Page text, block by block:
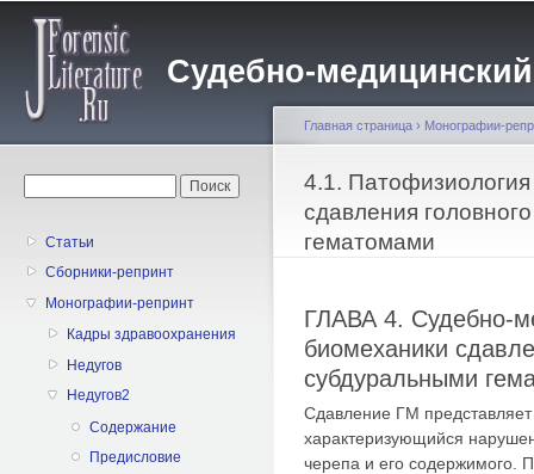
Судебно-
Статьи
Сборники-репринт
Монографии-репринт
Кадры здравоохранения
Недугов
Недугов2
Содержание
Предисловие
Вы здесь
Главная страница › Монографии-
4.1.
сдавления
гематомами
ГЛАВА 4. Судебно-
биомеханики
субдуральными
Сдавление ГМ представляет
характеризующийся
черепа и его содержимого.